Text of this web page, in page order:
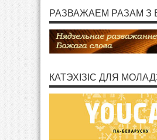
РАЗВАЖАЕМ РАЗАМ З
КАТЭХІЗІС ДЛЯ